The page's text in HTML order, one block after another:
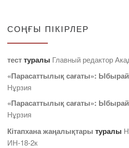
СОҢҒЫ ПІКІРЛЕР
тесттуралы Главный редактор
«Парасаттылық сағаты»:
Нұрзия
«Парасаттылық сағаты»:
Нұрзия
Кітапхана жаңалықтары туралы
ИН-18-2к